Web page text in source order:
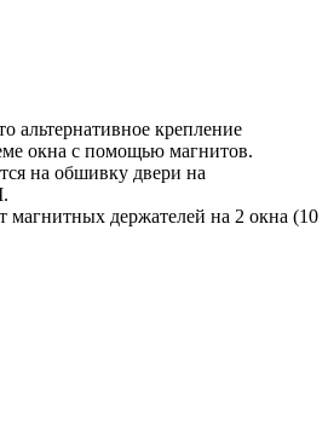
альтернативное крепление
окна с помощью магнитов.
на обшивку двери на
магнитных держателей на 2 окна (10